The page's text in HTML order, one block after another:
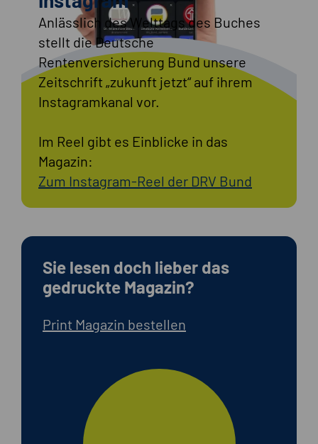
Anlässlich des Welttags des Buches
stellt die Deutsche
Rentenversicherung Bund unsere
Zeitschrift „zukunft jetzt“ auf ihrem
Instagramkanal vor.
Im Reel gibt es Einblicke in das
Magazin:
Zum Instagram-Reel der DRV Bund
Sie lesen doch lieber das
gedruckte Magazin?
Print Magazin bestellen